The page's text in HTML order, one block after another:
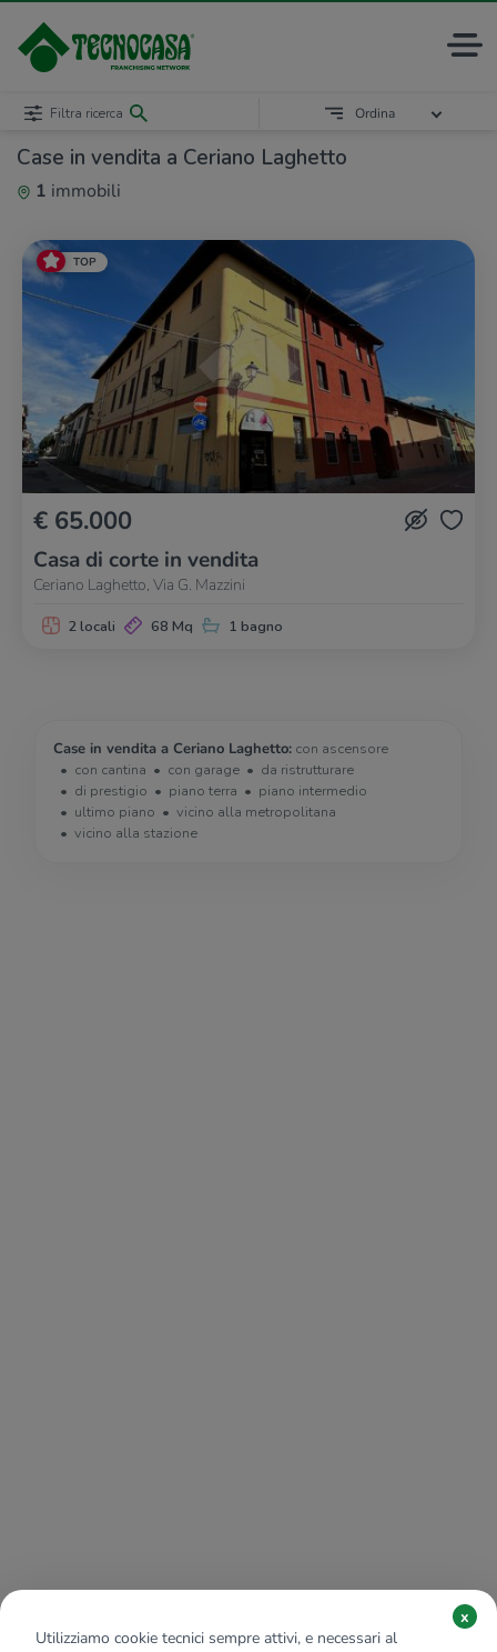
Case in vendita a Ceriano Laghetto
1 immobili
Filtra ricerca Ordina
TOP
€ 65.000
Casa di corte in vendita
Ceriano Laghetto, Via G. Mazzini
2 locali 68 Mq 1 bagno
Case in vendita a Ceriano Laghetto: con ascensore
con cantina
con garage
da ristrutturare
di prestigio
piano terra
piano intermedio
ultimo piano
vicino alla metropolitana
vicino alla stazione
Utilizziamo cookie tecnici sempre attivi, e necessari al
x